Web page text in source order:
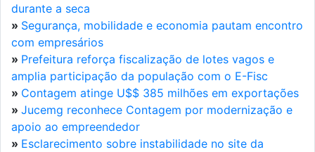
durante a seca
» Segurança, mobilidade e economia pautam encontro
com empresários
» Prefeitura reforça fiscalização de lotes vagos e
amplia participação da população com o E-Fisc
» Contagem atinge U$$ 385 milhões em exportações
» Jucemg reconhece Contagem por modernização e
apoio ao empreendedor
» Esclarecimento sobre instabilidade no site da